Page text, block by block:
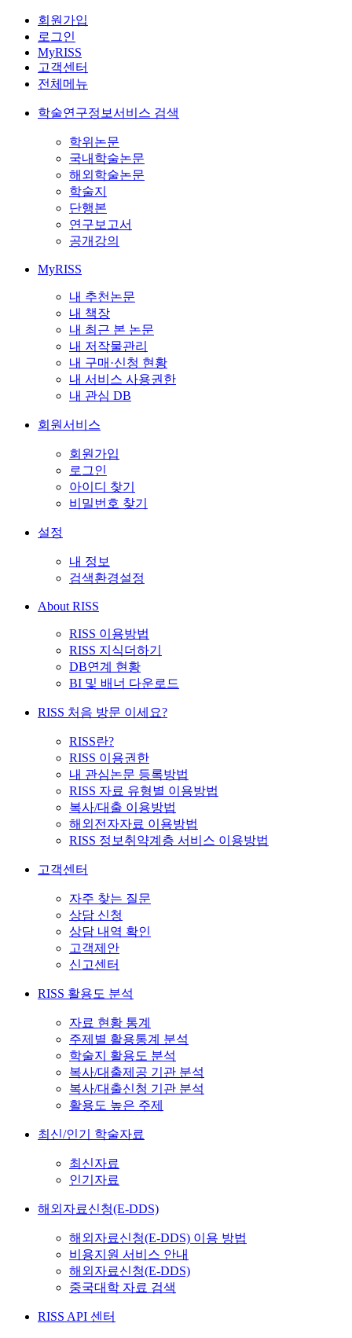
회원가입
로그인
MyRISS
고객센터
전체메뉴
학술연구정보서비스 검색
학위논문
국내학술논문
해외학술논문
학술지
단행본
연구보고서
공개강의
MyRISS
내 추천논문
내 책장
내 최근 본 논문
내 저작물관리
내 구매·신청 현황
내 서비스 사용권한
내 관심 DB
회원서비스
회원가입
로그인
아이디 찾기
비밀번호 찾기
설정
내 정보
검색환경설정
About RISS
RISS 이용방법
RISS 지식더하기
DB연계 현황
BI 및 배너 다운로드
RISS 처음 방문 이세요?
RISS란?
RISS 이용권한
내 관심논문 등록방법
RISS 자료 유형별 이용방법
복사/대출 이용방법
해외전자자료 이용방법
RISS 정보취약계층 서비스 이용방법
고객센터
자주 찾는 질문
상담 신청
상담 내역 확인
고객제안
신고센터
RISS 활용도 분석
자료 현황 통계
주제별 활용통계 분석
학술지 활용도 분석
복사/대출제공 기관 분석
복사/대출신청 기관 분석
활용도 높은 주제
최신/인기 학술자료
최신자료
인기자료
해외자료신청(E-DDS)
해외자료신청(E-DDS) 이용 방법
비용지원 서비스 안내
해외자료신청(E-DDS)
중국대학 자료 검색
RISS API 센터